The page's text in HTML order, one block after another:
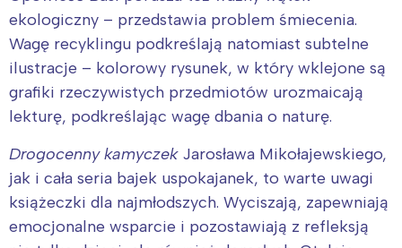
ekologiczny – przedstawia problem śmiecenia.
Wagę recyklingu podkreślają natomiast subtelne
ilustracje – kolorowy rysunek, w który wklejone są
grafiki rzeczywistych przedmiotów urozmaicają
lekturę, podkreślając wagę dbania o naturę.
Drogocenny kamyczekJarosława Mikołajewskiego,
jak i cała seria bajek uspokajanek, to warte uwagi
książeczki dla najmłodszych. Wyciszają, zapewniają
emocjonalne wsparcie i pozostawiają z refleksją